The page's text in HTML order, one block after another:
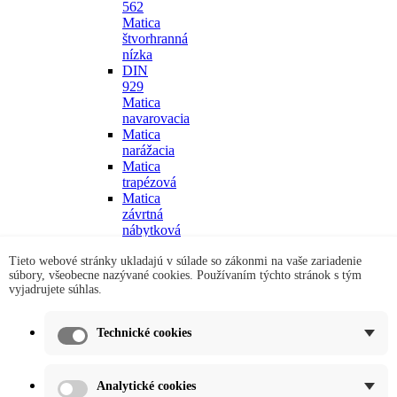
562
Matica
štvorhranná
nízka
DIN
929
Matica
navarovacia
Matica
narážacia
Matica
trapézová
Matica
závrtná
nábytková
matice
Ostatné
DIN
125
ZNadd
Tieto webové stránky ukladajú v súlade so zákonmi na vaše zariadenie
súbory, všeobecne nazývané cookies. Používaním týchto stránok s tým
vyjadrujete súhlas.
Technické cookies
Analytické cookies